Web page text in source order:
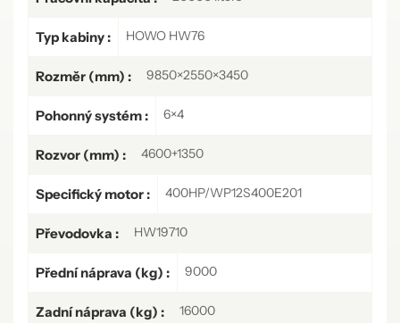
Typ kabiny : HOWO HW76
Rozměr (mm) : 9850×2550×3450
Pohonný systém : 6×4
Rozvor (mm) : 4600+1350
Specifický motor : 400HP/WP12S400E201
Převodovka : HW19710
Přední náprava (kg) : 9000
Zadní náprava (kg) : 16000